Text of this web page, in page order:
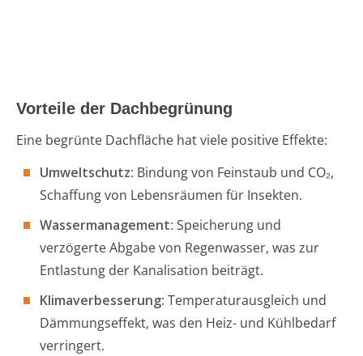
Vorteile der Dachbegrünung
Eine begrünte Dachfläche hat viele positive Effekte:
Umweltschutz: Bindung von Feinstaub und CO₂,
Schaffung von Lebensräumen für Insekten.
Wassermanagement: Speicherung und
verzögerte Abgabe von Regenwasser, was zur
Entlastung der Kanalisation beiträgt.
Klimaverbesserung: Temperaturausgleich und
Dämmungseffekt, was den Heiz- und Kühlbedarf
verringert.